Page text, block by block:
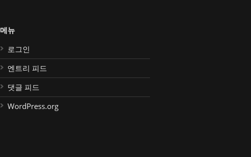
메뉴
로그인
엔트리 피드
댓글 피드
WordPress.org